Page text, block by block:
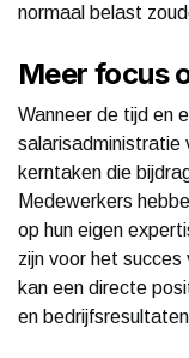
normaal belast
Meer focus
Wanneer de tijd en
salarisadministratie
kerntaken die
Medewerkers
op hun eigen
zijn voor het
kan een directe
en